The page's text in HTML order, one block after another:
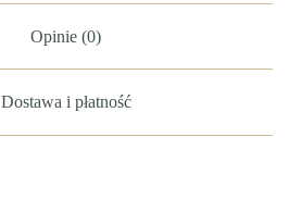
Opinie (0)
Dostawa i płatność